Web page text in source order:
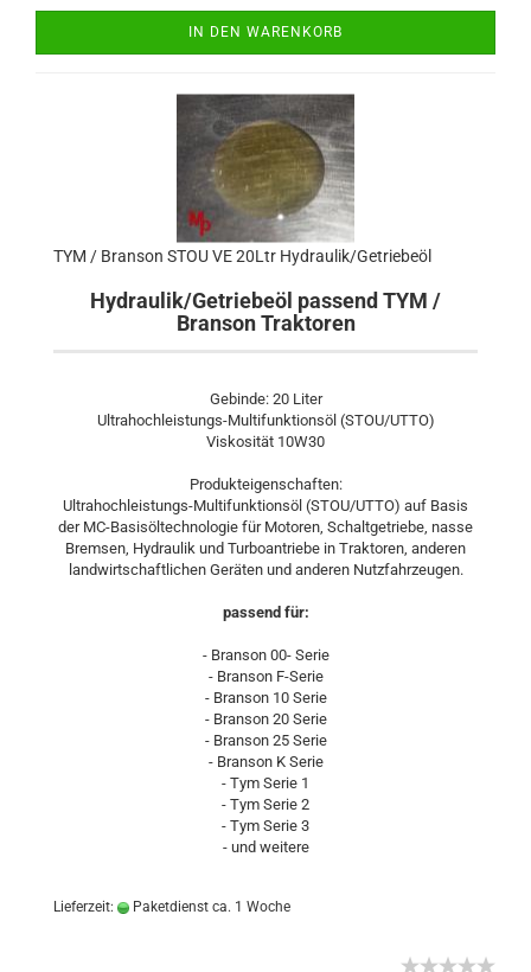
IN DEN WARENKORB
TYM / Branson STOU VE 20Ltr Hydraulik/Getriebeöl
Hydraulik/Getriebeöl passend TYM /
Branson Traktoren
Gebinde: 20 Liter
Ultrahochleistungs-Multifunktionsöl (STOU/UTTO)
Viskosität 10W30
Produkteigenschaften:
Ultrahochleistungs-Multifunktionsöl (STOU/UTTO) auf Basis
der MC-Basisöltechnologie für Motoren, Schaltgetriebe, nasse
Bremsen, Hydraulik und Turboantriebe in Traktoren, anderen
landwirtschaftlichen Geräten und anderen Nutzfahrzeugen.
passend für:
- Branson 00- Serie
- Branson F-Serie
- Branson 10 Serie
- Branson 20 Serie
- Branson 25 Serie
- Branson K Serie
- Tym Serie 1
- Tym Serie 2
- Tym Serie 3
- und weitere
Lieferzeit: Paketdienst ca. 1 Woche